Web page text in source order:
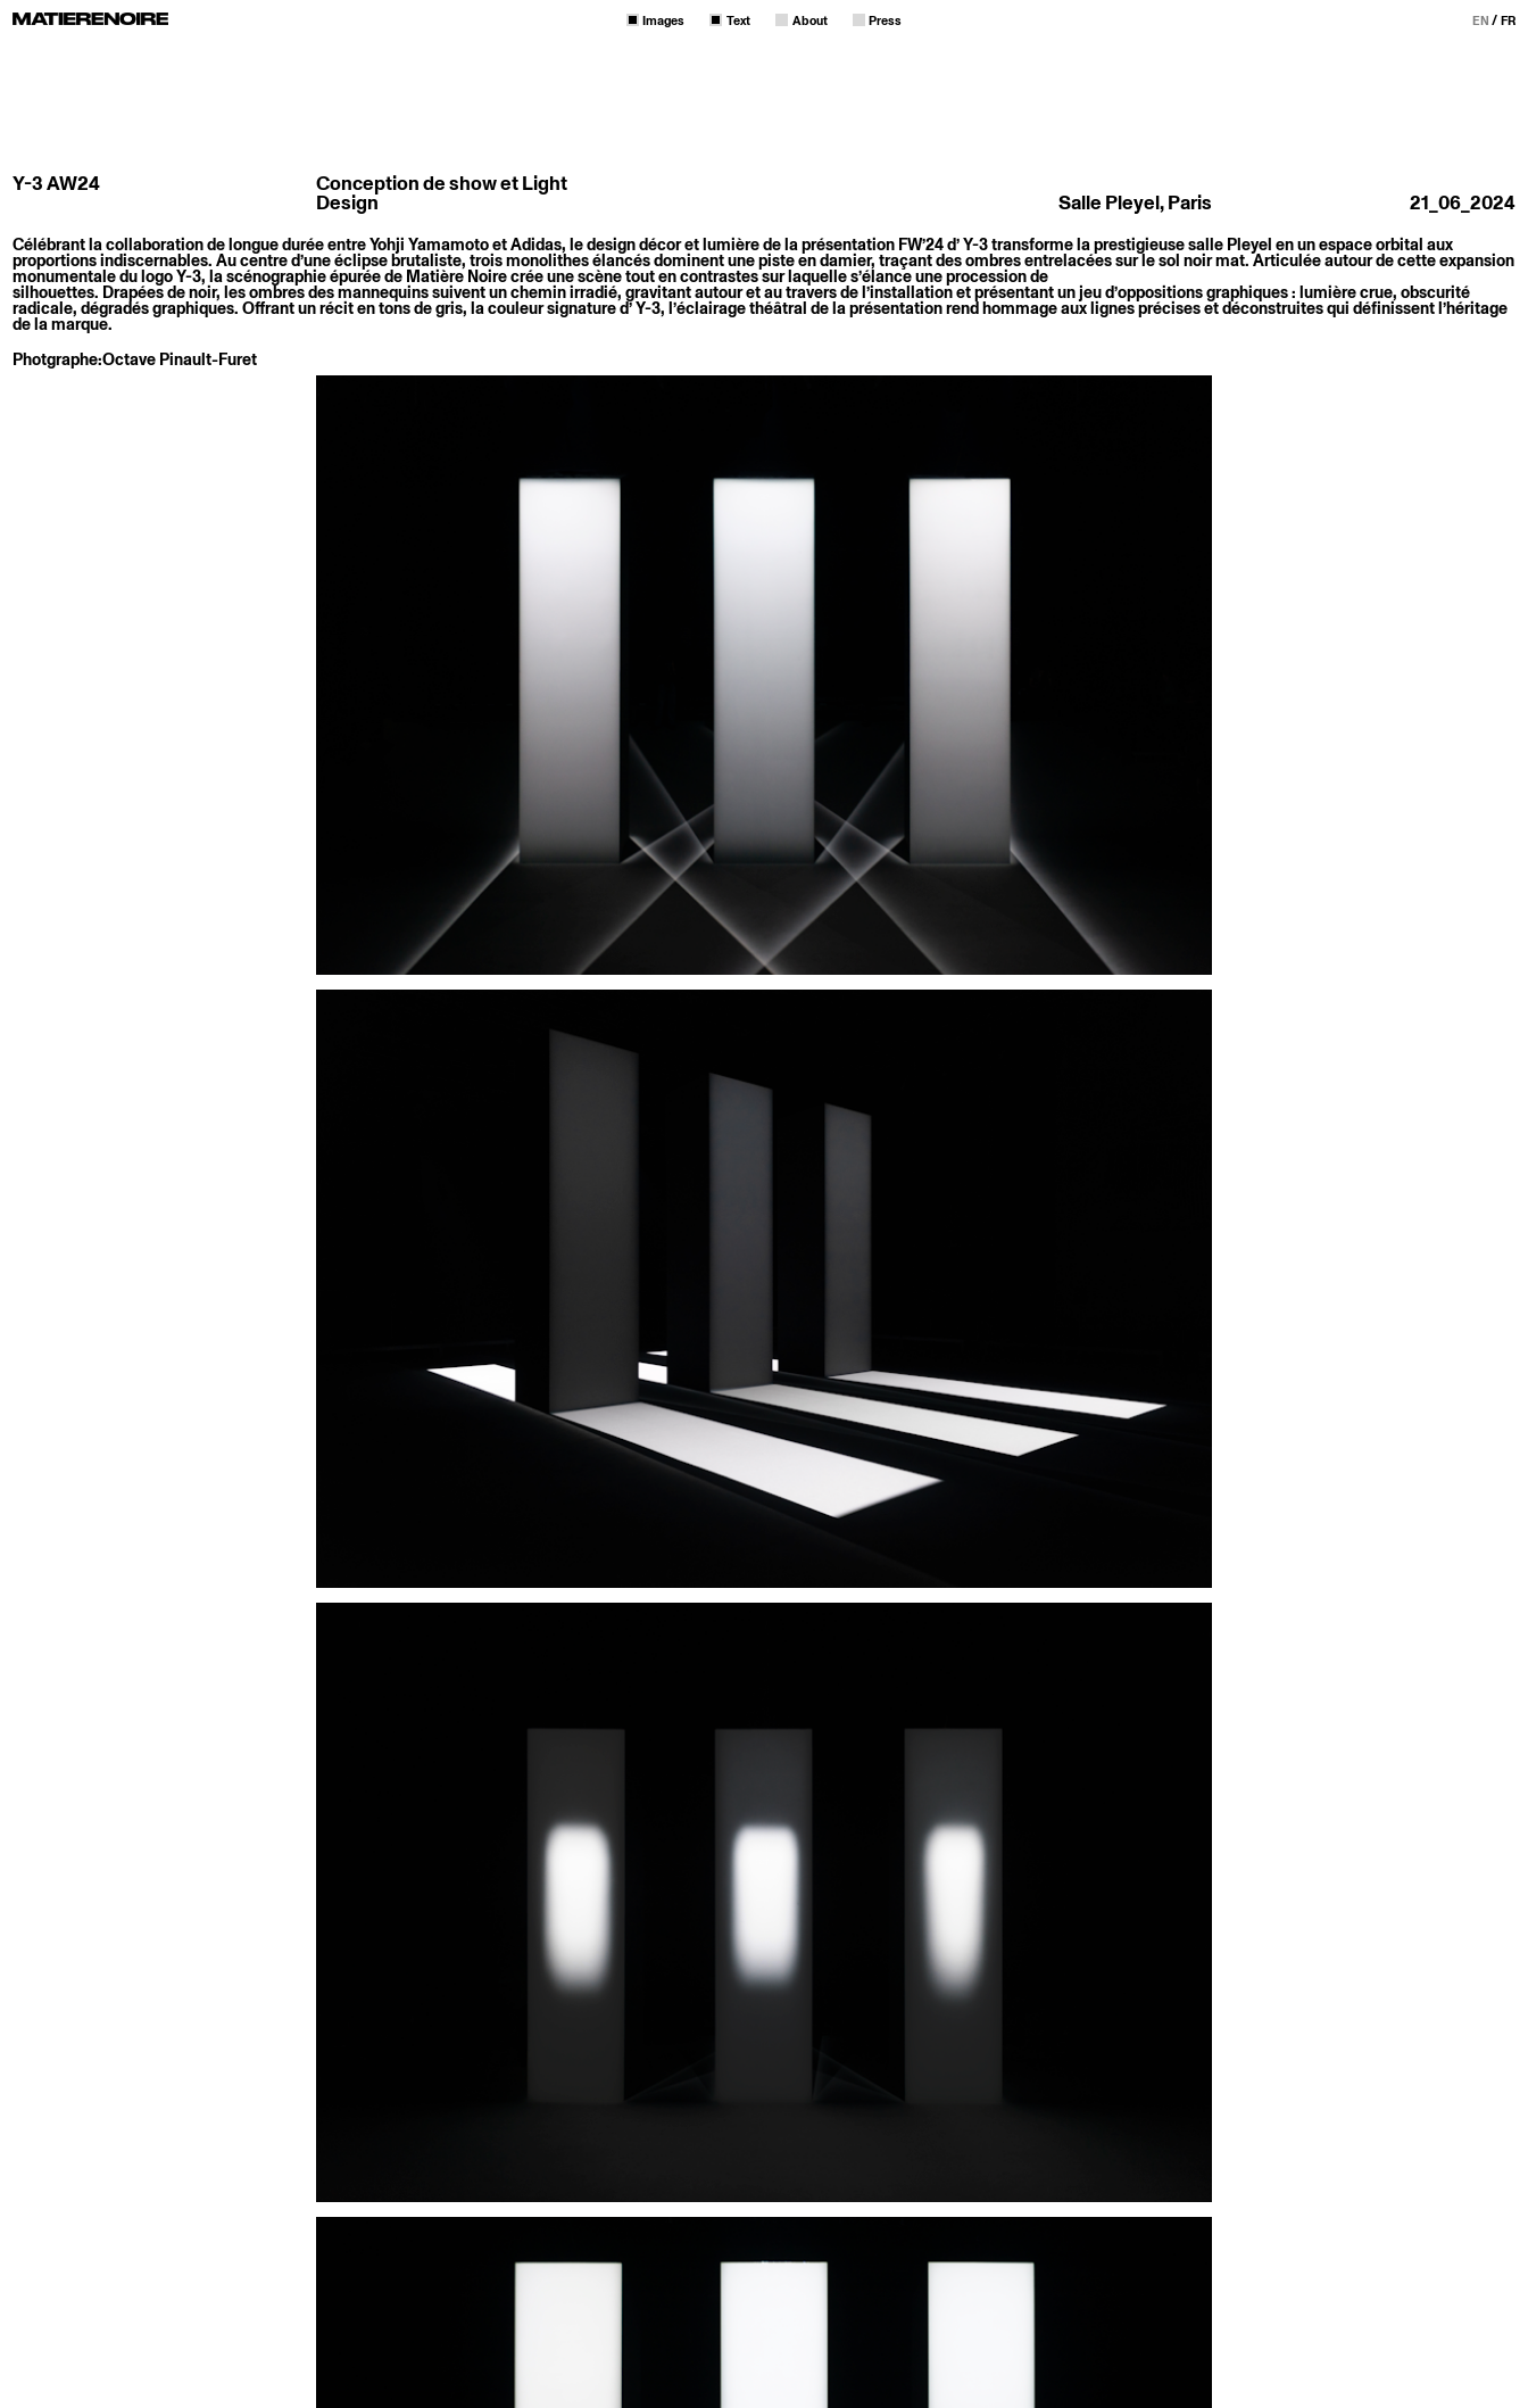
Images Text About Press EN FR
Y-3 AW24 Conception de show et Light
Design Salle Pleyel, Paris 21_06_2024
Célébrant la collaboration de longue durée entre Yohji Yamamoto et Adidas, le design décor et lumière de la présentation FW’24 d’ Y-3 transforme la prestigieuse salle Pleyel en un espace orbital aux
proportions indiscernables. Au centre d’une éclipse brutaliste, trois monolithes élancés dominent une piste en damier, traçant des ombres entrelacées sur le sol noir mat. Articulée autour de cette expansion
monumentale du logo Y-3, la scénographie épurée de Matière Noire crée une scène tout en contrastes sur laquelle s’élance une procession de
silhouettes. Drapées de noir, les ombres des mannequins suivent un chemin irradié, gravitant autour et au travers de l’installation et présentant un jeu d’oppositions graphiques : lumière crue, obscurité
radicale, dégradés graphiques. Offrant un récit en tons de gris, la couleur signature d’ Y-3, l’éclairage théâtral de la présentation rend hommage aux lignes précises et déconstruites qui définissent l’héritage
de la marque.
Photgraphe:Octave Pinault-Furet